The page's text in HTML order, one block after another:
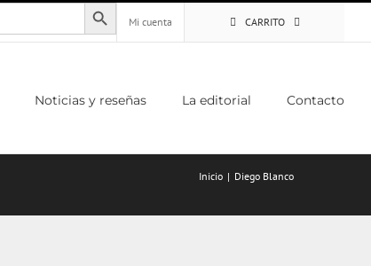
Mi cuenta
CARRITO
Noticias y reseñas La editorial Contacto
Inicio Diego Blanco